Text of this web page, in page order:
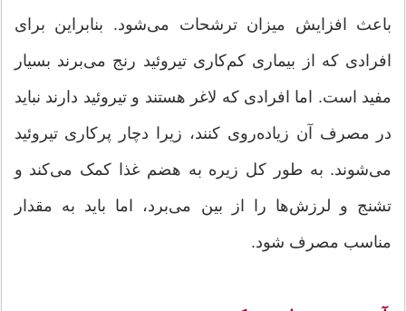
باعث افزایش میزان ترشحات می‌شود. بنابراین برای
افرادی که از بیماری کم‌کاری تیروئید رنج می‌برند بسیار
مفید است. اما افرادی که لاغر هستند و تیروئید دارند نباید
در مصرف آن زیاده‌روی کنند، زیرا دچار پرکاری تیروئید
می‌شوند. به طور کل زیره به هضم غذا کمک می‌کند و
تشنج و لرزش‌ها را از بین می‌برد، اما باید به مقدار
مناسب مصرف شود.